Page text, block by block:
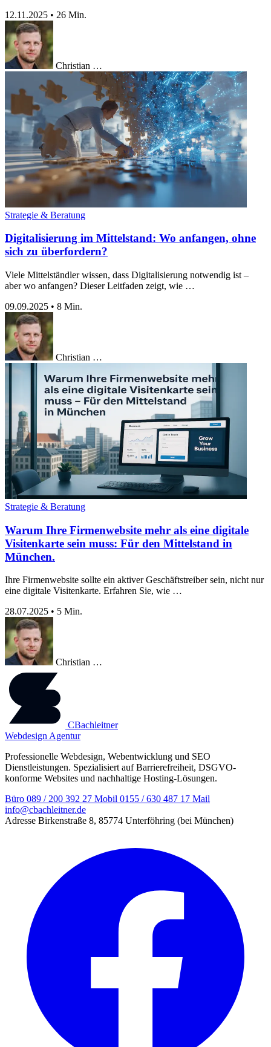
12.11.2025 • 26 Min.
Christian …
Strategie & Beratung
Digitalisierung im Mittelstand: Wo anfangen, ohne
sich zu überfordern?
Viele Mittelständler wissen, dass Digitalisierung notwendig ist –
aber wo anfangen? Dieser Leitfaden zeigt, wie …
09.09.2025 • 8 Min.
Christian …
Strategie & Beratung
Warum Ihre Firmenwebsite mehr als eine digitale
Visitenkarte sein muss: Für den Mittelstand in
München.
Ihre Firmenwebsite sollte ein aktiver Geschäftstreiber sein, nicht nur
eine digitale Visitenkarte. Erfahren Sie, wie …
28.07.2025 • 5 Min.
Christian …
CBachleitner
Webdesign Agentur
Professionelle Webdesign, Webentwicklung und SEO
Dienstleistungen. Spezialisiert auf Barrierefreiheit, DSGVO-
konforme Websites und nachhaltige Hosting-Lösungen.
Büro 089 / 200 392 27 Mobil 0155 / 630 487 17 Mail
info@cbachleitner.de
Adresse Birkenstraße 8, 85774 Unterföhring (bei München)